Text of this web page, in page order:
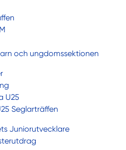
och ungdomssektionen
U25
Seglarträffen
Juniorutvecklare